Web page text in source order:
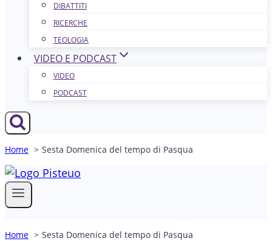
DIBATTITI
RICERCHE
TEOLOGIA
VIDEO E PODCAST
VIDEO
PODCAST
Home Sesta Domenica del tempo di Pasqua
Home Sesta Domenica del tempo di Pasqua